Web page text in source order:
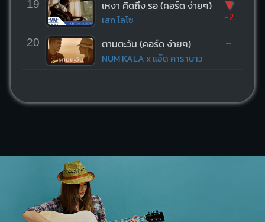
19 เหงา คิดถึง รอ (คอร์ด ง่ายๆ)
เสก โลโซ -2
20 ตามตะวัน (คอร์ด ง่ายๆ)
NUM KALA x แอ๊ด คาราบาว
-